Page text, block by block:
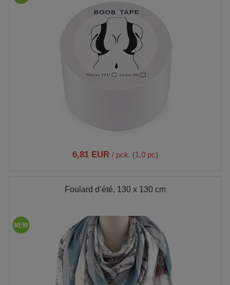
6,81 EUR / pck. (1.0 pc)
Foulard d’été, 130 x 130 cm